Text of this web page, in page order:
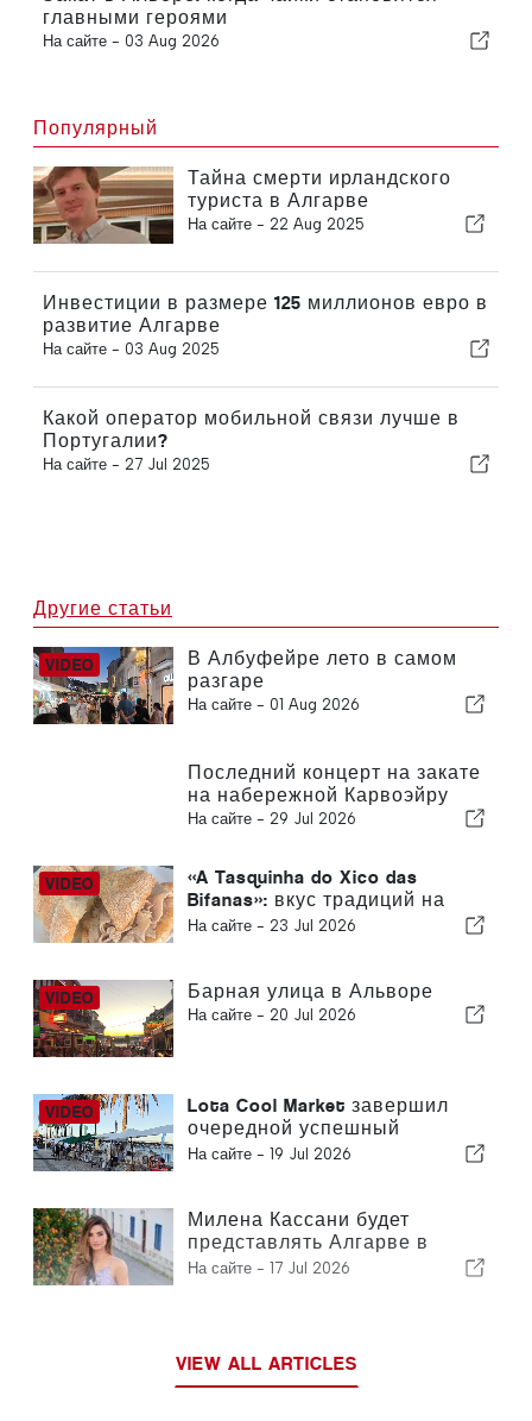
главными героями
На сайте - 03 Aug 2026
Популярный
Тайна смерти ирландского
туриста в Алгарве
На сайте - 22 Aug 2025
Инвестиции в размере 125 миллионов евро в
развитие Алгарве
На сайте - 03 Aug 2025
Какой оператор мобильной связи лучше в
Португалии?
На сайте - 27 Jul 2025
Другие статьи
В Албуфейре лето в самом
разгаре
На сайте - 01 Aug 2026
Последний концерт на закате
на набережной Карвоэйру
На сайте - 29 Jul 2026
«A Tasquinha do Xico das
Bifanas»: вкус традиций на
рынке в Армасао-де-Пера
На сайте - 23 Jul 2026
Барная улица в Альворе
На сайте - 20 Jul 2026
Lota Cool Market завершил
очередной успешный
фестиваль в Портимао
На сайте - 19 Jul 2026
Милена Кассани будет
представлять Алгарве в
финале конкурса «Мисс
На сайте - 17 Jul 2026
VIEW ALL ARTICLES